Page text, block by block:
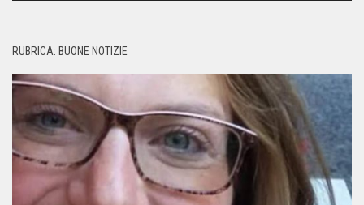
RUBRICA: BUONE NOTIZIE